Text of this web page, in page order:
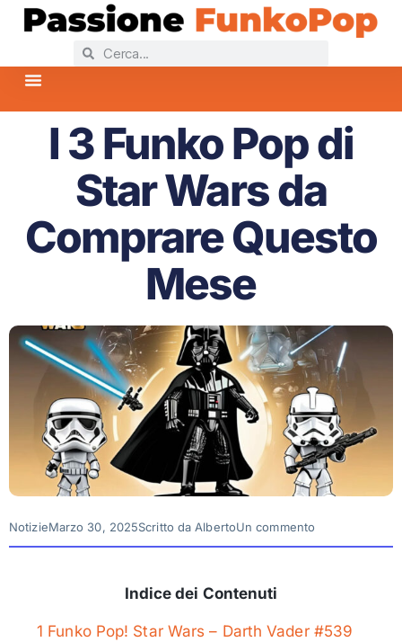
I 3 Funko Pop di
Star Wars da
Comprare Questo
Mese
NotizieMarzo 30, 2025Scritto da AlbertoUn commento
Indice dei Contenuti
1 Funko Pop! Star Wars – Darth Vader #539